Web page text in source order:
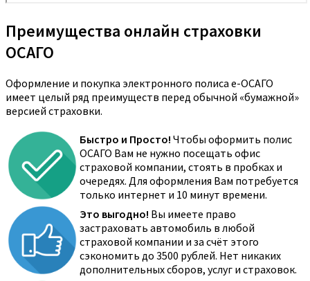
Преимущества онлайн страховки
ОСАГО
Оформление и покупка электронного полиса е-ОСАГО
имеет целый ряд преимуществ перед обычной «бумажной»
версией страховки.
Быстро и Просто! Чтобы оформить полис
ОСАГО Вам не нужно посещать офис
страховой компании, стоять в пробках и
очередях. Для оформления Вам потребуется
только интернет и 10 минут времени.
Это выгодно! Вы имеете право
застраховать автомобиль в любой
страховой компании и за счёт этого
сэкономить до 3500 рублей. Нет никаких
дополнительных сборов, услуг и страховок.